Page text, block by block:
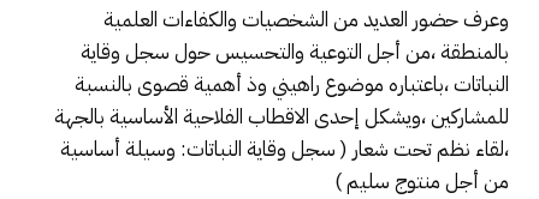
وعرف حضور العديد من الشخصيات والكفاءات العلمية
بالمنطقة ،من أجل التوعية والتحسيس حول سجل وقاية
النباتات ،باعتباره موضوع راهيني وذ أهمية قصوى بالنسبة
للمشاركين ،ويشكل إحدى الاقطاب الفلاحية الأساسية بالجهة
،لقاء نظم تحت شعار ( سجل وقاية النباتات: وسيلة أساسية
من أجل منتوج سليم )